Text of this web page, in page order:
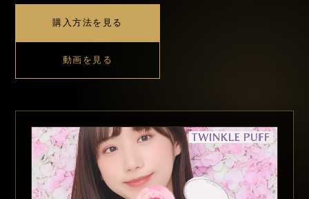
購入方法を見る
動画を見る